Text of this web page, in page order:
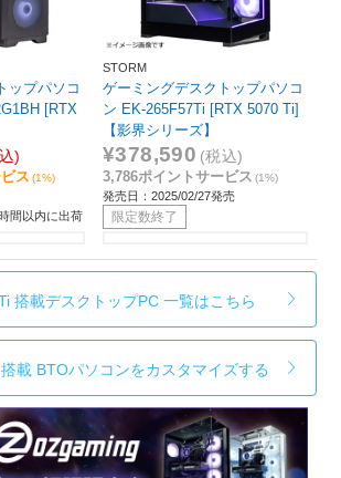
ップパソコ
[RTX
)
ス (1%)
間以内に出荷
STORM
ゲーミングデスクトップパソコ
ン EK-265F57Ti [RTX 5070 Ti]
【影界シリーズ】
¥378,590 (税込)
3,786ポイントサービス (1%)
発売日：2025/02/27発売
限定数終了
搭載デスクトップPC 一覧はこちら
載 BTOパソコンをカスタマイズする